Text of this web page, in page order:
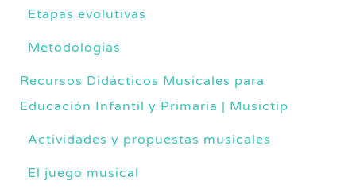
Etapas evolutivas
Metodologías
Recursos Didácticos Musicales para
Educación Infantil y Primaria | Musictip
Actividades y propuestas musicales
El juego musical